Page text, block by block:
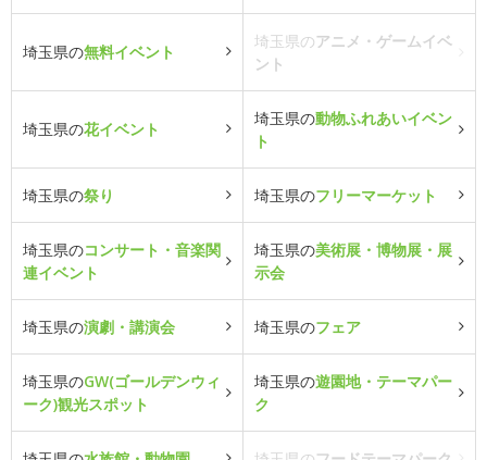
埼玉県の無料イベント
埼玉県のアニメ・ゲームイベ
ント
埼玉県の花イベント
埼玉県の動物ふれあいイベン
ト
埼玉県の祭り 埼玉県のフリーマーケット
埼玉県のコンサート・音楽関
連イベント
埼玉県の美術展・博物展・展
示会
埼玉県の演劇・講演会 埼玉県のフェア
埼玉県のGW(ゴールデンウィ
ーク)観光スポット
埼玉県の遊園地・テーマパー
ク